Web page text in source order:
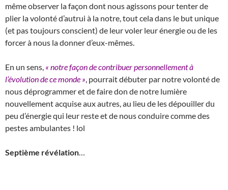
même observer la façon dont nous agissons pour tenter de
plier la volonté d’autrui à la notre, tout cela dans le but unique
(et pas toujours conscient) de leur voler leur énergie ou de les
forcer à nous la donner d’eux-mêmes.
En un sens, « notre façon de contribuer personnellement à
l’évolution de ce monde » , pourrait débuter par notre volonté de
nous déprogrammer et de faire don de notre lumière
nouvellement acquise aux autres, au lieu de les dépouiller du
peu d’énergie qui leur reste et de nous conduire comme des
pestes ambulantes ! lol
Septième révélation